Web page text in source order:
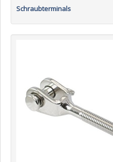
Schraubterminals